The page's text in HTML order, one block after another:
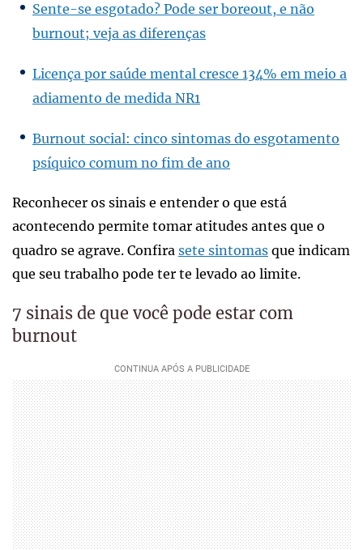
Sente-se esgotado? Pode ser boreout, e não
burnout; veja as diferenças
Licença por saúde mental cresce 134% em meio a
adiamento de medida NR1
Burnout social: cinco sintomas do esgotamento
psíquico comum no fim de ano
Reconhecer os sinais e entender o que está
acontecendo permite tomar atitudes antes que o
quadro se agrave. Confira sete sintomas que indicam
que seu trabalho pode ter te levado ao limite.
7 sinais de que você pode estar com
burnout